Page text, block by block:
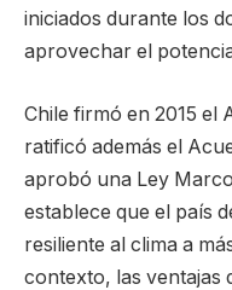
iniciados durante los
aprovechar el
Chile firmó en 2015 el
ratificó además el
aprobó una Ley
establece que el país
resiliente al clima a
contexto, las ventajas